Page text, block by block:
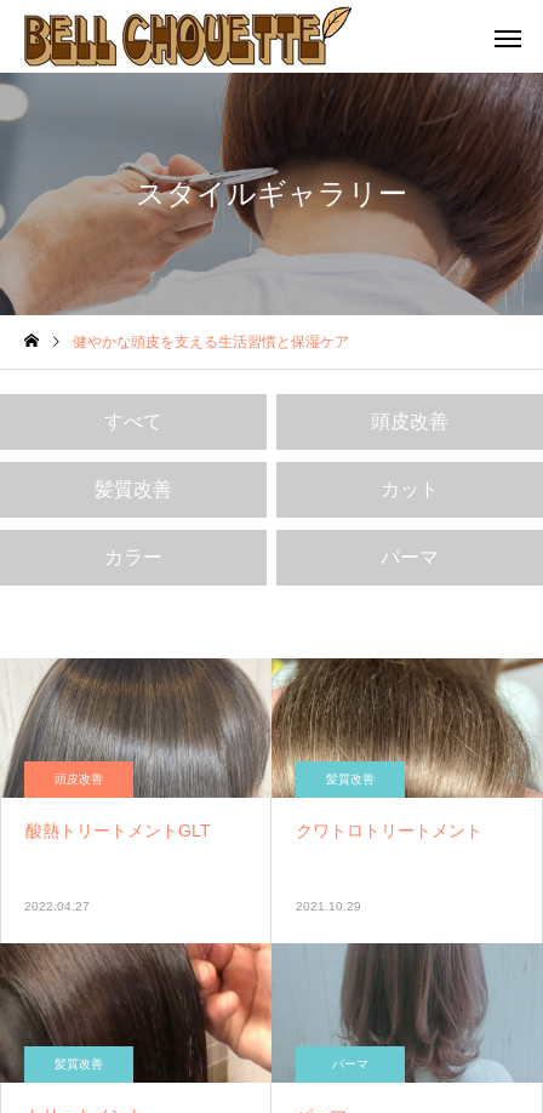
スタイルギャラリー
健やかな頭皮を支える生活習慣と保湿ケア
すべて 頭皮改善
髪質改善 カット
カラー パーマ
頭皮改善
酸熱トリートメントGLT
2022.04.27
髪質改善
クワトロトリートメント
2021.10.29
髪質改善 パーマ